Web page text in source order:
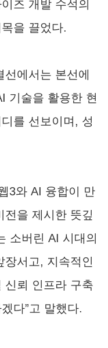
즈 개발 수석의
을 끌었다.
에서는 본선에
기술을 활용한 현
를 선보이며, 성
3와 AI 융합이 만
전을 제시한 뜻깊
소버린 AI 시대의
장서고, 지속적인
신뢰 인프라 구축
다”고 말했다.